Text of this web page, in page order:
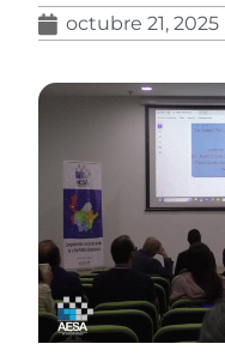
octubre 21, 2025